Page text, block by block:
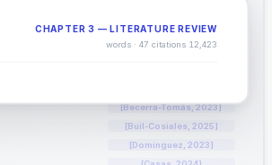
[Ruiz-Canela, 2023]
[Toledo, 2024]
[Becerra-Tomás, 2023]
[Buil-Cosiales, 2025]
[Domínguez, 2023]
CHAPTER 3 — LITERATURE REVIEW
12,423 words ·
47 citations